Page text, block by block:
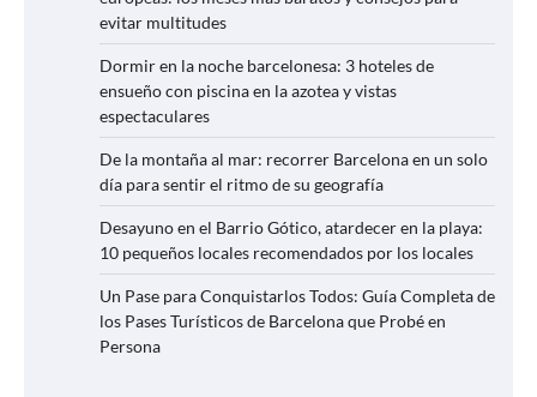
evitar multitudes
Dormir en la noche barcelonesa: 3 hoteles de
ensueño con piscina en la azotea y vistas
espectaculares
De la montaña al mar: recorrer Barcelona en un solo
día para sentir el ritmo de su geografía
Desayuno en el Barrio Gótico, atardecer en la playa:
10 pequeños locales recomendados por los locales
Un Pase para Conquistarlos Todos: Guía Completa de
los Pases Turísticos de Barcelona que Probé en
Persona